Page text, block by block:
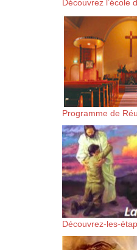
Découvrez l’école
Programme de
Découvrez-les-